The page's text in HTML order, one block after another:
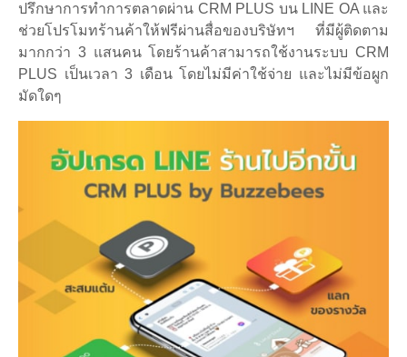
ปรึกษาการทำการตลาดผ่าน CRM PLUS บน LINE OA และ
ช่วยโปรโมทร้านค้าให้ฟรีผ่านสื่อของบริษัทฯ ที่มีผู้ติดตาม
มากกว่า 3 แสนคน โดยร้านค้าสามารถใช้งานระบบ CRM
PLUS เป็นเวลา 3 เดือน โดยไม่มีค่าใช้จ่าย และไม่มีข้อผูก
มัดใดๆ